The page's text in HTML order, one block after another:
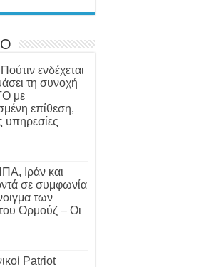
ενδέχεται
τη συνοχή
με
επίθεση,
υπηρεσίες
Ιράν και
σε συμφωνία
των
Ορμούζ – Οι
Patriot